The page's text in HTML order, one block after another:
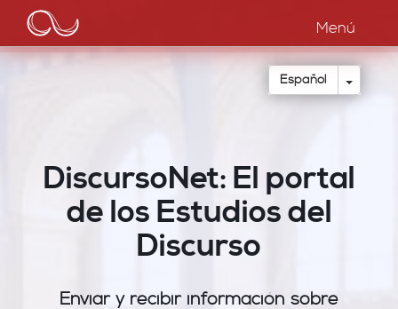
Pasar
contenido
principal
Main
navigation
Menú
Español Toggle
DiscursoNet: El portal
de los Estudios del
Discurso
Enviar y recibir información sobre